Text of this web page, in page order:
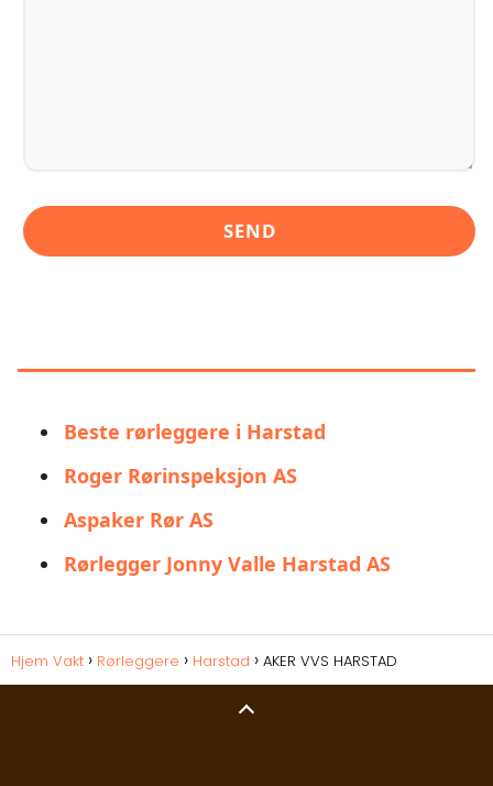
Beste rørleggere i Harstad
Roger Rørinspeksjon AS
Aspaker Rør AS
Rørlegger Jonny Valle Harstad AS
Hjem Vakt Rørleggere Harstad AKER VVS HARSTAD